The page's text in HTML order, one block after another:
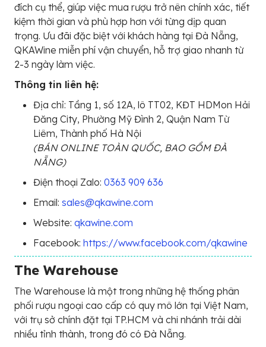
đích cụ thể, giúp việc mua rượu trở nên chính xác, tiết
kiệm thời gian và phù hợp hơn với từng dịp quan
trọng. Ưu đãi đặc biệt với khách hàng tại Đà Nẵng,
QKAWine miễn phí vận chuyển, hỗ trợ giao nhanh từ
2-3 ngày làm việc.
Thông tin liên hệ:
Địa chỉ: Tầng 1, số 12A, lô TT02, KĐT HDMon Hải
Đăng City, Phường Mỹ Đình 2, Quận Nam Từ
Liêm, Thành phố Hà Nội
(BÁN ONLINE TOÀN QUỐC, BAO GỒM ĐÀ
NẴNG)
Điện thoại Zalo: 0363 909 636
Email: sales@qkawine.com
Website: qkawine.com
Facebook: https://www.facebook.com/qkawine
The Warehouse
The Warehouse là một trong những hệ thống phân
phối rượu ngoại cao cấp có quy mô lớn tại Việt Nam,
với trụ sở chính đặt tại TP.HCM và chi nhánh trải dài
nhiều tỉnh thành, trong đó có Đà Nẵng.